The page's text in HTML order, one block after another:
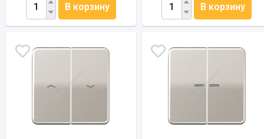
В корзину В корзину